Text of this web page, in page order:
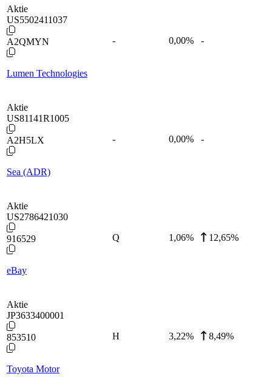
Aktie
US5502411037
A2QMYN
Lumen Technologies
- 0,00% -
Aktie
US81141R1005
A2H5LX
Sea (ADR)
- 0,00% -
Aktie
US2786421030
916529
eBay
Q 1,06% 12,65%
Aktie
JP3633400001
853510
Toyota Motor
H 3,22% 8,49%